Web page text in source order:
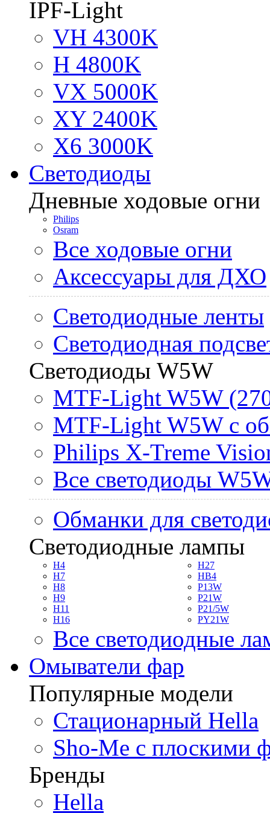
IPF-Light
VH 4300K
H 4800K
VX 5000K
XY 2400K
X6 3000K
Светодиоды
Дневные ходовые огни
Philips
Osram
Все ходовые огни
Аксессуары для ДХО
Светодиодные ленты
Светодиодная
Светодиоды W5W
MTF-Light W5W
MTF-Light W5W с
Philips X-Treme
Все светодиоды
Обманки для
Светодиодные лампы
H4
H7
H8
H9
H11
H16
H27
HB4
P13W
P21W
P21/5W
PY21W
Все светодиодные
Омыватели фар
Популярные модели
Стационарный Hella
Sho-Me с плоскими
Бренды
Hella